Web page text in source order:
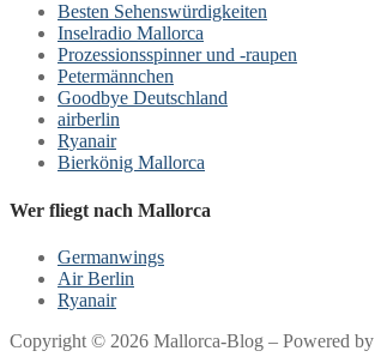
Besten Sehenswürdigkeiten
Inselradio Mallorca
Prozessionsspinner und -raupen
Petermännchen
Goodbye Deutschland
airberlin
Ryanair
Bierkönig Mallorca
Wer fliegt nach Mallorca
Germanwings
Air Berlin
Ryanair
Copyright © 2026 Mallorca-Blog – Powered by